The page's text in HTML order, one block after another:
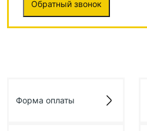
Обратный звонок
Форма оплаты